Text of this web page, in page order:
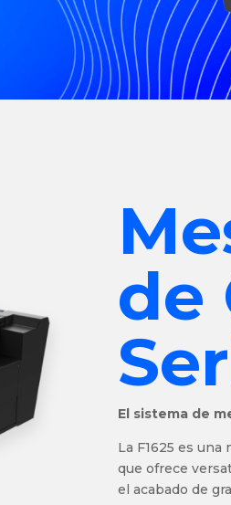
de
El sistema de
La F1625 es
que ofrece
el acabado de